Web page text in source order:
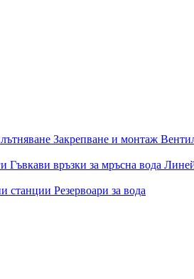
Закрепване и монтаж
Гъвкави връзки за мръсна вода
станции Резервоари за вода